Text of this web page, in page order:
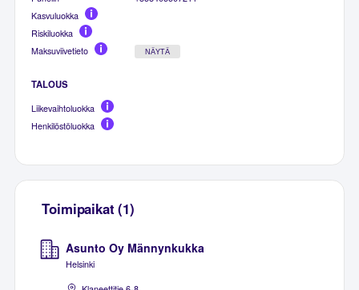
Kasvuluokka
Riskiluokka
Maksuviivetieto
NÄYTÄ
TALOUS
Liikevaihtoluokka
Henkilöstöluokka
Toimipaikat (1)
Asunto Oy Männynkukka
Helsinki